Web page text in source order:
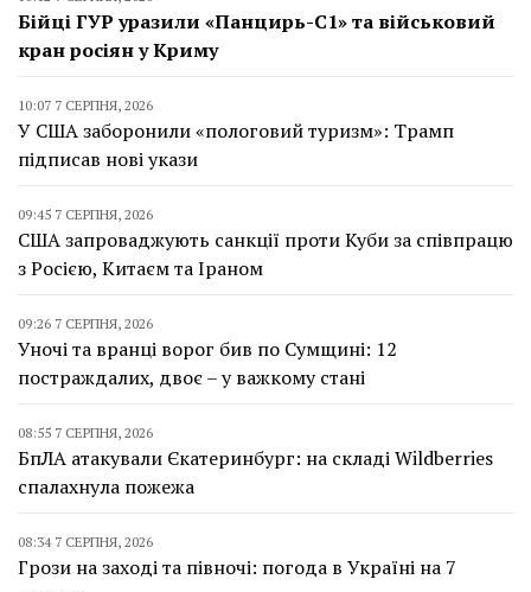
Бійці ГУР уразили «Панцирь-С1» та військовий
кран росіян у Криму
10:07 7 СЕРПНЯ, 2026
У США заборонили «пологовий туризм»: Трамп
підписав нові укази
09:45 7 СЕРПНЯ, 2026
США запроваджують санкції проти Куби за співпрацю
з Росією, Китаєм та Іраном
09:26 7 СЕРПНЯ, 2026
Уночі та вранці ворог бив по Сумщині: 12
постраждалих, двоє – у важкому стані
08:55 7 СЕРПНЯ, 2026
БпЛА атакували Єкатеринбург: на складі Wildberries
спалахнула пожежа
08:34 7 СЕРПНЯ, 2026
Грози на заході та півночі: погода в Україні на 7